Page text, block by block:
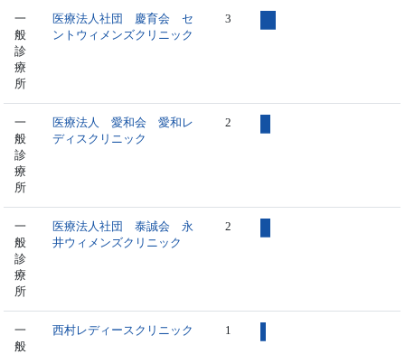
一
般
診
療
所
医療法人社団 慶育会 セ
ントウィメンズクリニック
3
一
般
診
療
所
医療法人 愛和会 愛和レ
ディスクリニック
2
一
般
診
療
所
医療法人社団 泰誠会 永
井ウィメンズクリニック
2
一
般
西村レディースクリニック 1